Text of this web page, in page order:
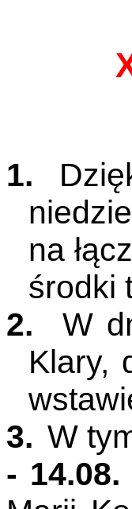
1.
na
środki
2.
W
Klary,
3. W
-